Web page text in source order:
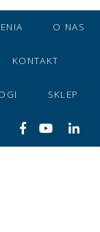
O NAS
KONTAKT
SKLEP